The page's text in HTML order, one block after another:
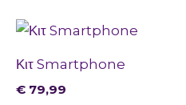
Κιτ Smartphone
€ 79,99